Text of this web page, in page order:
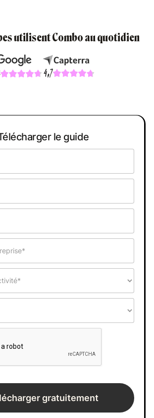
utilisent Combo au quotidien
le guide